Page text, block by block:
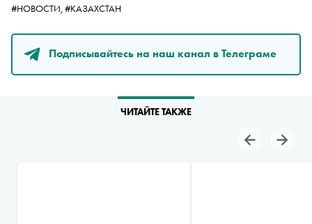
#НОВОСТИ, #КАЗАХСТАН
Подписывайтесь на наш канал в Телеграме
ЧИТАЙТЕ ТАКЖЕ